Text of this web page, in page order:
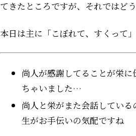
てきたところですが、それではど
本日は主に「こぼれて、すくって
尚人が感謝してることが栄
ちゃいました…
尚人と栄がまた会話してい
生がお手伝いの気配ですね